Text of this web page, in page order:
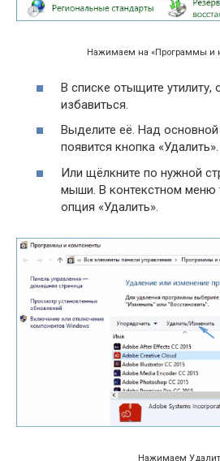
Нажимаем на «Программы и
В списке отыщите утилиту,
избавиться.
Выделите её. Над
появится кнопка «Удалить».
Или щёлкните по нужной
мыши. В контекстном меню
опция «Удалить».
Нажимаем